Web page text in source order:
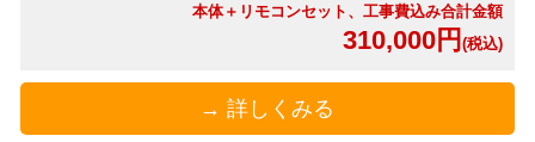
本体＋リモコンセット、工事費込み合計金額
310,000円 (税込)
→ 詳しくみる